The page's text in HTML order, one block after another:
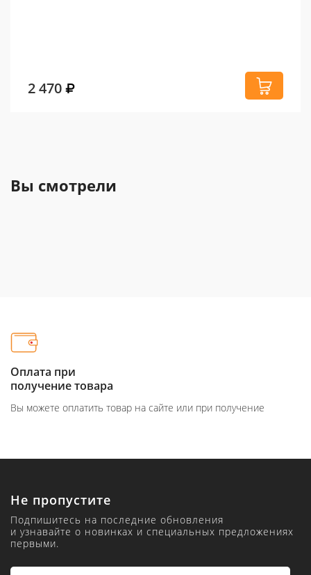
2 470
Вы смотрели
Оплата при
получение товара
Вы можете оплатить товар на сайте или при получение
Не пропустите
Подпишитесь на последние обновления
и узнавайте о новинках и специальных предложениях
первыми.